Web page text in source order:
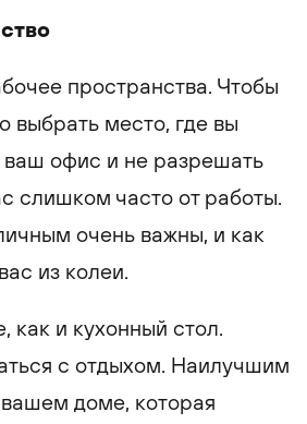
пространства. Чтобы
выбрать место, где вы
ваш офис и не разрешать
слишком часто от работы.
очень важны, и как
из колеи.
и кухонный стол.
с отдыхом. Наилучшим
доме, которая